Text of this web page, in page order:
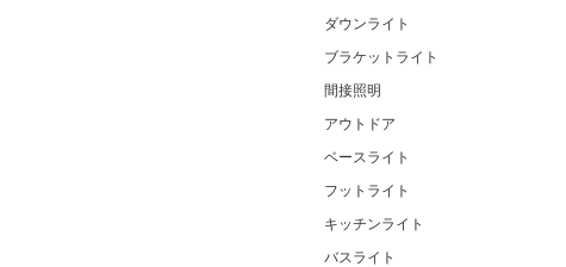
ダウンライト
ブラケットライト
間接照明
アウトドア
ベースライト
フットライト
キッチンライト
バスライト